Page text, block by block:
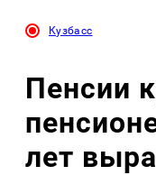
Кузбасс
Пенсии
лет